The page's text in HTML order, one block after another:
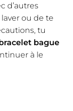
d’autres
ou de te
tu
bague
à le